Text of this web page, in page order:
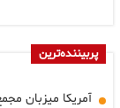
پربیننده‌ترین
آمریکا میزبان